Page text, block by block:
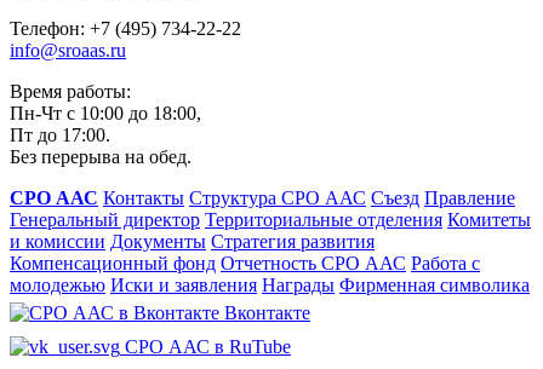
Телефон: +7 (495) 734-22-22
info@sroaas.ru
Время работы:
Пн-Чт с 10:00 до 18:00,
Пт до 17:00.
Без перерыва на обед.
СРО ААС Контакты Структура СРО ААС Съезд Правление
Генеральный директор Территориальные отделения Комитеты
и комиссии Документы Стратегия развития
Компенсационный фонд Отчетность СРО ААС Работа с
молодежью Иски и заявления Награды Фирменная символика
Вконтакте
СРО ААС в RuTube